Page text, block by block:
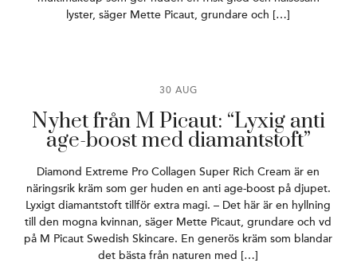
lyster, säger Mette Picaut, grundare och […]
30 AUG
Nyhet från M Picaut: “Lyxig anti
age-boost med diamantstoft”
Diamond Extreme Pro Collagen Super Rich Cream är en
näringsrik kräm som ger huden en anti age-boost på djupet.
Lyxigt diamantstoft tillför extra magi. – Det här är en hyllning
till den mogna kvinnan, säger Mette Picaut, grundare och vd
på M Picaut Swedish Skincare. En generös kräm som blandar
det bästa från naturen med […]